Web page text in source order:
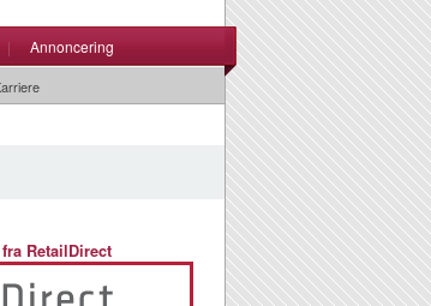
| Annoncering
RetailDirect